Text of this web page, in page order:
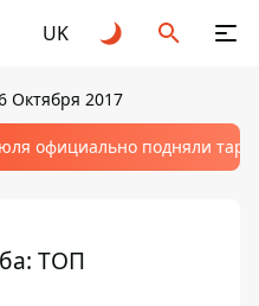
UK
Октября 2017
официально подняли
ТОП